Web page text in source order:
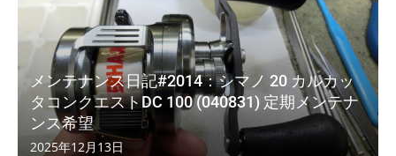
メンテナンス日記#2014：シマノ 20 カルカッ
タコンクエストDC 100 (040831) 定期メンテナ
ンス希望
2025年12月13日